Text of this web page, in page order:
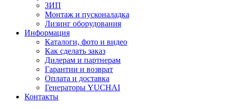
ЗИП
Монтаж и пусконаладка
Лизинг оборудования
Информация
Каталоги, фото и видео
Как сделать заказ
Дилерам и партнерам
Гарантии и возврат
Оплата и доставка
Генераторы YUCHAI
Контакты